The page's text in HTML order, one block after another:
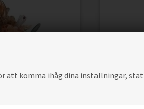
att komma ihåg dina inställningar,